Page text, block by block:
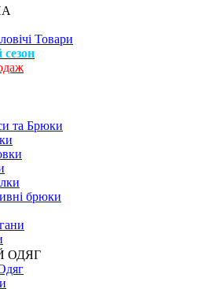
Товари
та Брюки
брюки
ОДЯГ